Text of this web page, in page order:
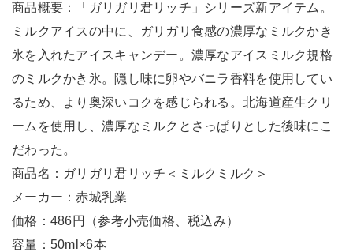
商品概要：「ガリガリ君リッチ」シリーズ新アイテム。
ミルクアイスの中に、ガリガリ食感の濃厚なミルクかき
氷を入れたアイスキャンデー。濃厚なアイスミルク規格
のミルクかき氷。隠し味に卵やバニラ香料を使用してい
るため、より奥深いコクを感じられる。北海道産生クリ
ームを使用し、濃厚なミルクとさっぱりとした後味にこ
だわった。
商品名：ガリガリ君リッチ＜ミルクミルク＞
メーカー：赤城乳業
価格：486円（参考小売価格、税込み）
容量：50ml×6本